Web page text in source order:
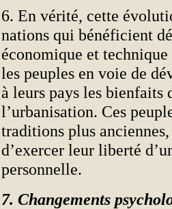
6. En vérité, cette
nations qui bénéficient
économique et
les peuples en voie de
à leurs pays les bienfaits
l’urbanisation. Ces
traditions plus
d’exercer leur liberté
personnelle.
7. Changements